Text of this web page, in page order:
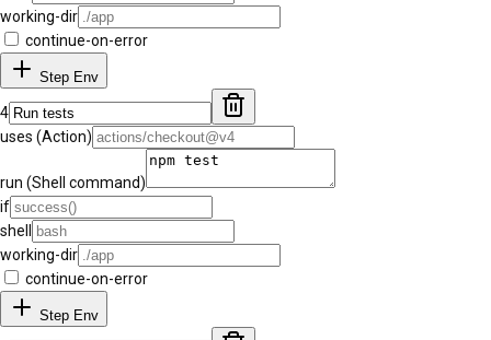
working-dir
continue-on-error
Step Env
4
uses (Action)
run (Shell command)
if
shell
working-dir
continue-on-error
Step Env